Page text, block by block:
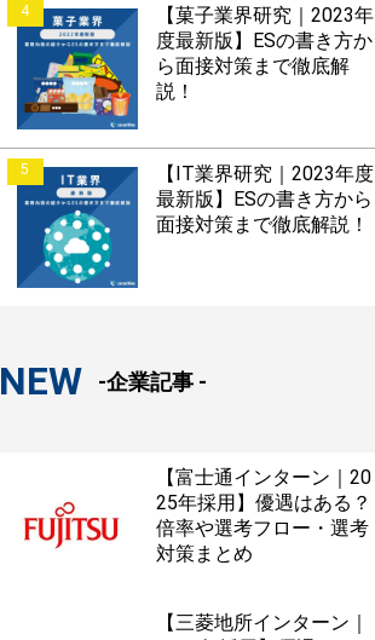
4
【菓子業界研究｜2023年
度最新版】ESの書き方か
ら面接対策まで徹底解
説！
5
【IT業界研究｜2023年度
最新版】ESの書き方から
面接対策まで徹底解説！
NEW -企業記事 -
【富士通インターン｜20
25年採用】優遇はある？
倍率や選考フロー・選考
対策まとめ
【三菱地所インターン｜